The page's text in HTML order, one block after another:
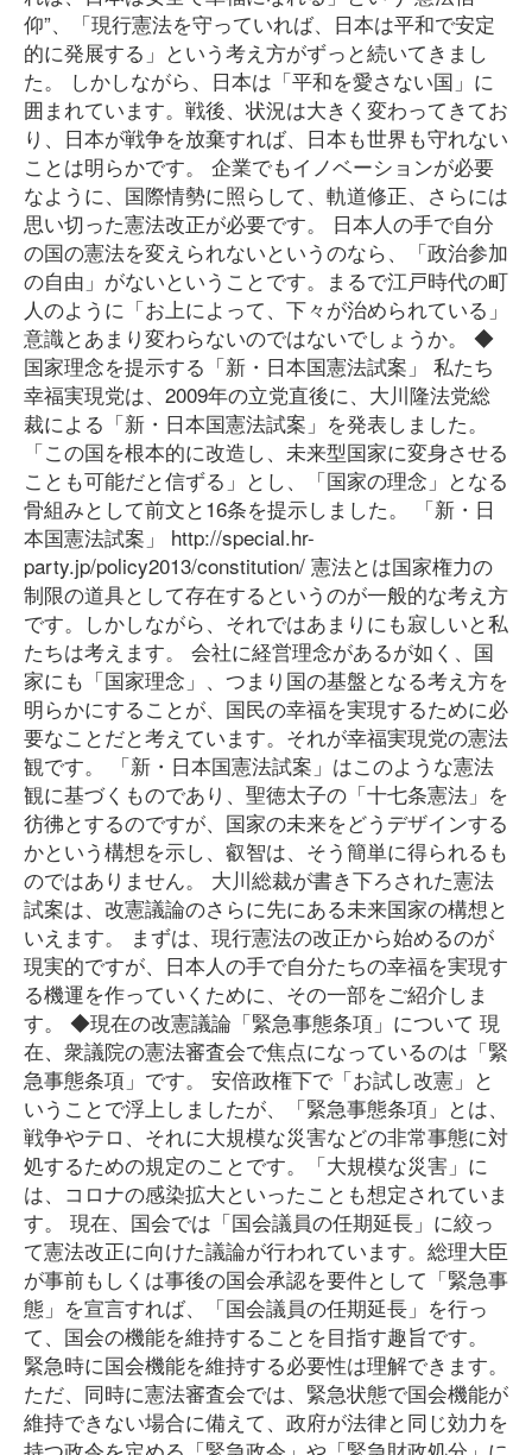
仰”、「現行憲法を守っていれば、日本は平和で安定
的に発展する」という考え方がずっと続いてきまし
た。 しかしながら、日本は「平和を愛さない国」に
囲まれています。戦後、状況は大きく変わってきてお
り、日本が戦争を放棄すれば、日本も世界も守れない
ことは明らかです。 企業でもイノベーションが必要
なように、国際情勢に照らして、軌道修正、さらには
思い切った憲法改正が必要です。 日本人の手で自分
の国の憲法を変えられないというのなら、「政治参加
の自由」がないということです。まるで江戸時代の町
人のように「お上によって、下々が治められている」
意識とあまり変わらないのではないでしょうか。 ◆
国家理念を提示する「新・日本国憲法試案」 私たち
幸福実現党は、2009年の立党直後に、大川隆法党総
裁による「新・日本国憲法試案」を発表しました。
「この国を根本的に改造し、未来型国家に変身させる
ことも可能だと信ずる」とし、「国家の理念」となる
骨組みとして前文と16条を提示しました。 「新・日
本国憲法試案」 http://special.hr-
party.jp/policy2013/constitution/ 憲法とは国家権力の
制限の道具として存在するというのが一般的な考え方
です。しかしながら、それではあまりにも寂しいと私
たちは考えます。 会社に経営理念があるが如く、国
家にも「国家理念」、つまり国の基盤となる考え方を
明らかにすることが、国民の幸福を実現するために必
要なことだと考えています。それが幸福実現党の憲法
観です。 「新・日本国憲法試案」はこのような憲法
観に基づくものであり、聖徳太子の「十七条憲法」を
彷彿とするのですが、国家の未来をどうデザインする
かという構想を示し、叡智は、そう簡単に得られるも
のではありません。 大川総裁が書き下ろされた憲法
試案は、改憲議論のさらに先にある未来国家の構想と
いえます。 まずは、現行憲法の改正から始めるのが
現実的ですが、日本人の手で自分たちの幸福を実現す
る機運を作っていくために、その一部をご紹介しま
す。 ◆現在の改憲議論「緊急事態条項」について 現
在、衆議院の憲法審査会で焦点になっているのは「緊
急事態条項」です。 安倍政権下で「お試し改憲」と
いうことで浮上しましたが、「緊急事態条項」とは、
戦争やテロ、それに大規模な災害などの非常事態に対
処するための規定のことです。「大規模な災害」に
は、コロナの感染拡大といったことも想定されていま
す。 現在、国会では「国会議員の任期延長」に絞っ
て憲法改正に向けた議論が行われています。総理大臣
が事前もしくは事後の国会承認を要件として「緊急事
態」を宣言すれば、「国会議員の任期延長」を行っ
て、国会の機能を維持することを目指す趣旨です。
緊急時に国会機能を維持する必要性は理解できます。
ただ、同時に憲法審査会では、緊急状態で国会機能が
維持できない場合に備えて、政府が法律と同じ効力を